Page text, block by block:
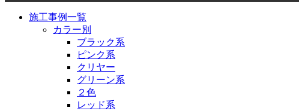
施工事例一覧
カラー別
ブラック系
ピンク系
クリヤー
グリーン系
２色
レッド系